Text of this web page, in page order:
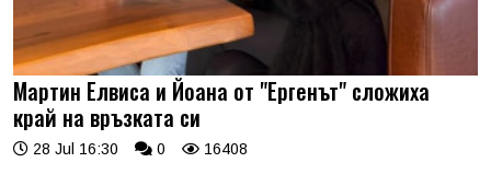
Мартин Елвиса и Йоана от "Ергенът" сложиха
край на връзката си
28 Jul 16:30 0 16408